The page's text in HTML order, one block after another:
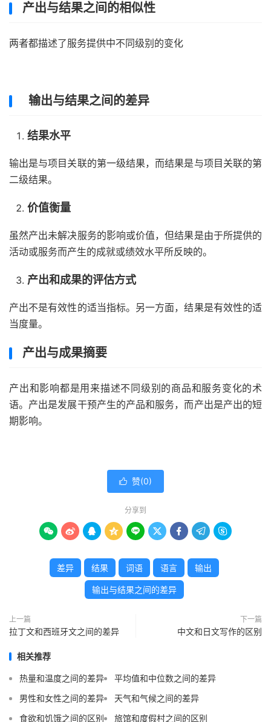
产出与结果之间的相似性
两者都描述了服务提供中不同级别的变化
输出与结果之间的差异
结果水平
输出是与项目关联的第一级结果，而结果是与项目关联的第
二级结果。
价值衡量
虽然产出未解决服务的影响或价值，但结果是由于所提供的
活动或服务而产生的成就或绩效水平所反映的。
产出和成果的评估方式
产出不是有效性的适当指标。另一方面，结果是有效性的适
当度量。
产出与成果摘要
产出和影响都是用来描述不同级别的商品和服务变化的术
语。产出是发展干预产生的产品和服务，而产出是产出的短
期影响。
 赞(0)
分享到
        
差异 结果 词语 语言 输出
输出与结果之间的差异
上一篇
拉丁文和西班牙文之间的差异
下一篇
中文和日文写作的区别
相关推荐
热量和温度之间的差异
平均值和中位数之间的差异
男性和女性之间的差异
天气和气候之间的差异
食欲和饥饿之间的区别
旅馆和度假村之间的区别